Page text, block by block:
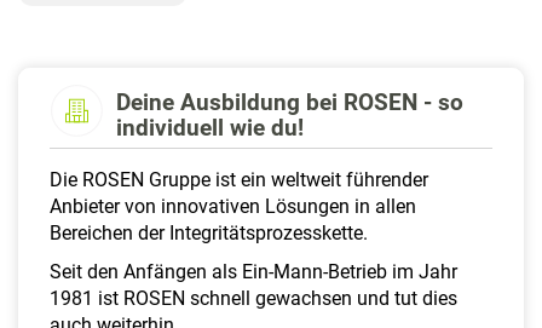
Deine Ausbildung bei ROSEN - so
individuell wie du!
Die ROSEN Gruppe ist ein weltweit führender
Anbieter von innovativen Lösungen in allen
Bereichen der Integritätsprozesskette.
Seit den Anfängen als Ein-Mann-Betrieb im Jahr
1981 ist ROSEN schnell gewachsen und tut dies